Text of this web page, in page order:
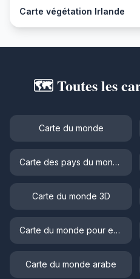
Carte végétation Irlande
🗺️ Toutes les
Carte du monde
Carte des pays du monde
Carte du monde 3D
Carte du monde pour enfant
Carte du monde arabe